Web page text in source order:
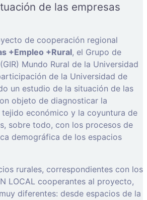
de las empresas
de cooperación regional
+Empleo +Rural, el Grupo de
Mundo Rural de la Universidad
de la Universidad de
un estudio de la situación de las
objeto de diagnosticar la
económico y la coyuntura de
sobre todo, con los procesos de
demográfica de los espacios
rurales, correspondientes con los
LOCAL cooperantes al proyecto,
diferentes: desde espacios de la